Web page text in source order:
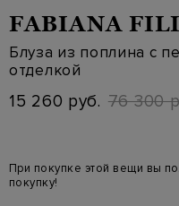
FABIANA
Блуза из поплина с
отделкой
15 260 руб. 76 300
При покупке этой вещи вы
покупку!